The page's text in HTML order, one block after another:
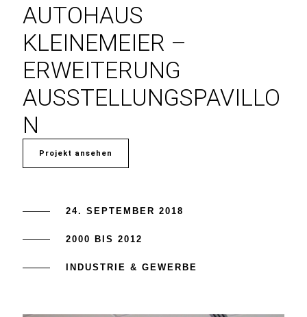
AUTOHAUS
KLEINEMEIER –
ERWEITERUNG
AUSSTELLUNGSPAVILLO
N
Projekt ansehen
24. SEPTEMBER 2018
2000 BIS 2012
INDUSTRIE & GEWERBE